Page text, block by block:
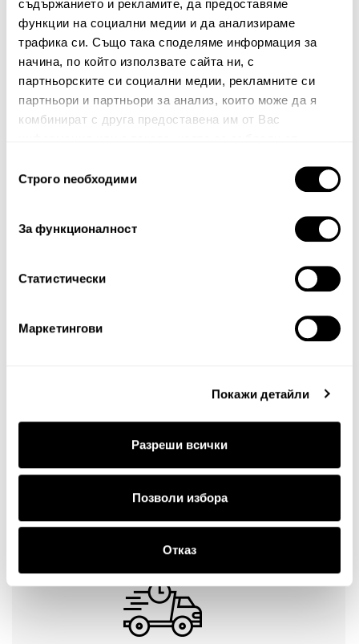
съдържанието и рекламите, да предоставяме
функции на социални медии и да анализираме
трафика си. Също така споделяме информация за
начина, по който използвате сайта ни, с
партньорските си социални медии, рекламните си
партньори и партньори за анализ, които може да я
комбинират с друга предоставена им от Вас
наСтрого nеобходими
За функционалност
Статистически
Маркетингови
Покажи детайли
Разреши всички
Позволи избора
Отказ
Име
Вашият коментар:
Най-висока
Тест за сигурност
Продължи